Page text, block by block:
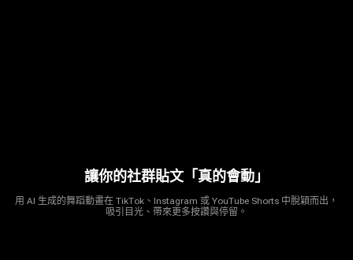
讓你的社群貼文「真的會動」
用 AI 生成的舞蹈動畫在 TikTok、Instagram 或 YouTube Shorts 中脫穎而出，
吸引目光、帶來更多按讚與停留。